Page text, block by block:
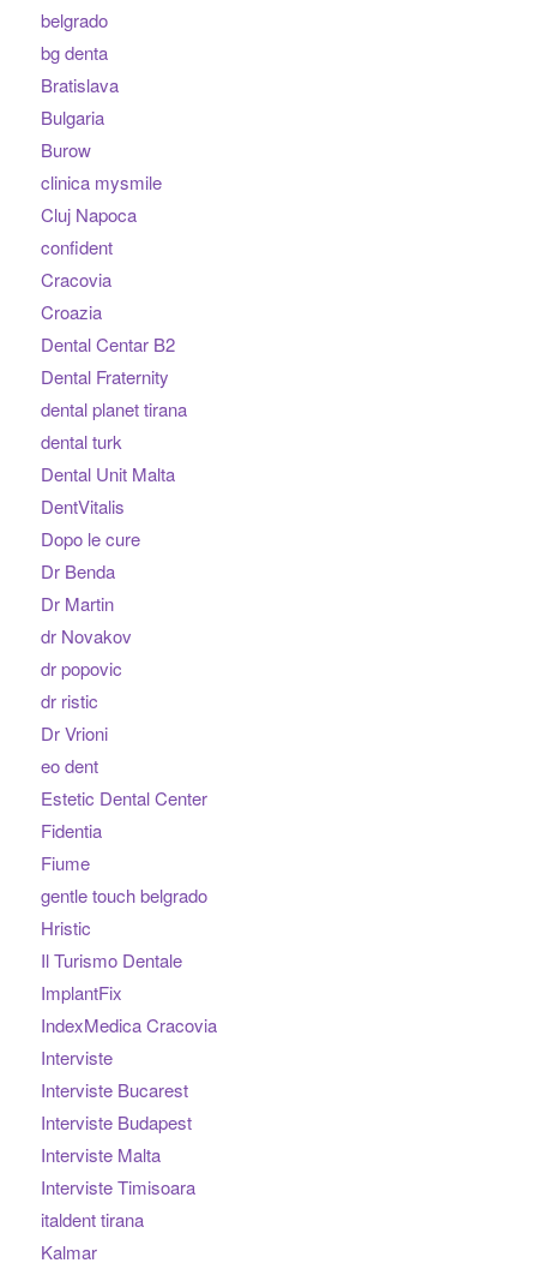
belgrado
bg denta
Bratislava
Bulgaria
Burow
clinica mysmile
Cluj Napoca
confident
Cracovia
Croazia
Dental Centar B2
Dental Fraternity
dental planet tirana
dental turk
Dental Unit Malta
DentVitalis
Dopo le cure
Dr Benda
Dr Martin
dr Novakov
dr popovic
dr ristic
Dr Vrioni
eo dent
Estetic Dental Center
Fidentia
Fiume
gentle touch belgrado
Hristic
Il Turismo Dentale
ImplantFix
IndexMedica Cracovia
Interviste
Interviste Bucarest
Interviste Budapest
Interviste Malta
Interviste Timisoara
italdent tirana
Kalmar